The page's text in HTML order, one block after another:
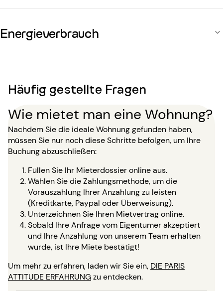
Energieverbrauch
Häufig gestellte Fragen
Wie mietet man eine Wohnung?
Nachdem Sie die ideale Wohnung gefunden haben,
müssen Sie nur noch diese Schritte befolgen, um Ihre
Buchung abzuschließen:
Füllen Sie Ihr Mieterdossier online aus.
Wählen Sie die Zahlungsmethode, um die
Vorauszahlung Ihrer Anzahlung zu leisten
(Kreditkarte, Paypal oder Überweisung).
Unterzeichnen Sie Ihren Mietvertrag online.
Sobald Ihre Anfrage vom Eigentümer akzeptiert
und Ihre Anzahlung von unserem Team erhalten
wurde, ist Ihre Miete bestätigt!
Um mehr zu erfahren, laden wir Sie ein, DIE PARIS
ATTITUDE ERFAHRUNGzu entdecken.